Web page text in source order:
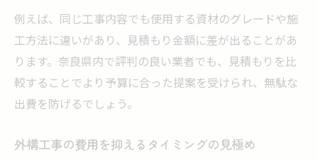
例えば、同じ工事内容でも使用する資材のグレードや施
工方法に違いがあり、見積もり金額に差が出ることがあ
ります。奈良県内で評判の良い業者でも、見積もりを比
較することでより予算に合った提案を受けられ、無駄な
出費を防げるでしょう。
外構工事の費用を抑えるタイミングの見極め